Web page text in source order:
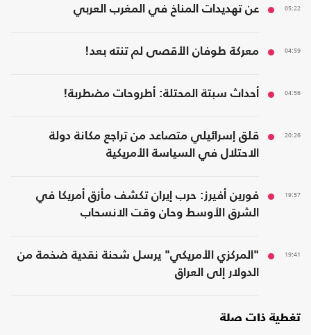
05:22 عن تهديدات المناخ في المغرب العربي
04:59 معركة طوفان الأقصى لم تنته بعد!
04:56 أحداث سبتة المحتلة: أطروحات مضطربة!
20:26
قلق إسرائيلي متصاعد من تراجع مكانة دولة
الاحتلال في السياسة الأمريكية
19:57
فورين أفيرز: حرب إيران تكشف مأزق أمريكا في
الشرق الأوسط وحان وقت الانسحاب
19:41
"المركزي الأمريكي" يرسل شحنة نقدية ضخمة من
الدولار إلى العراق
تغطية ذات صلة